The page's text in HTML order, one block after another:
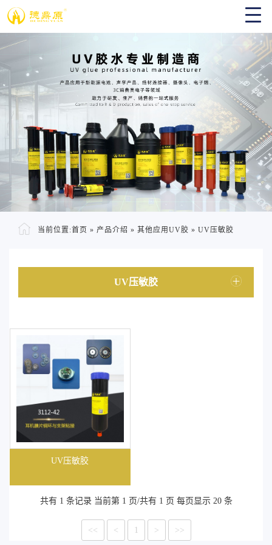
当前位置:首页 » 产品介绍 » 其他应用UV胶 » UV压敏胶
UV压敏胶
UV压敏胶
共有 1 条记录 当前第 1 页/共有 1 页 每页显示 20 条
<< < 1 > >>